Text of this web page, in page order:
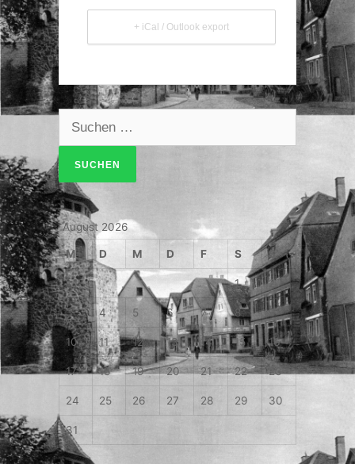
+ iCal / Outlook export
Suche
August 2026
M D M D F S S
1 2
3 4 5 6 7 8 9
10 11 12 13 14 15 16
17 18 19 20 21 22 23
24 25 26 27 28 29 30
31